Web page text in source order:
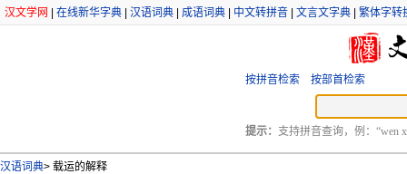
汉文学网 在线新华字典 汉语词典 成语词典 中文转拼音 文言文字典 繁体字转
按拼音检索 按部首检索
提示： 支持拼音查询，例：“wen
汉语词典> 载运的解释